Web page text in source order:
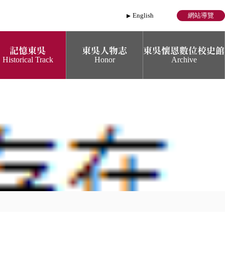
English 網站導覽
記憶東吳
Historical Track
東吳人物志
Honor
東吳懷恩數位校史館
Archive